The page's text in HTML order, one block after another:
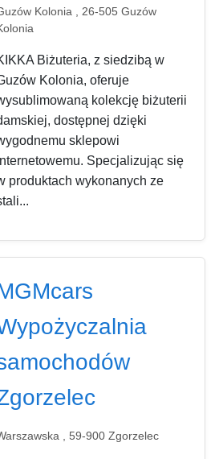
Kolonia , 26-505 Guzów
Biżuteria, z siedzibą w
Kolonia, oferuje
kolekcję biżuterii
dostępnej dzięki
sklepowi
Specjalizując się
produktach wykonanych ze
, 59-900 Zgorzelec